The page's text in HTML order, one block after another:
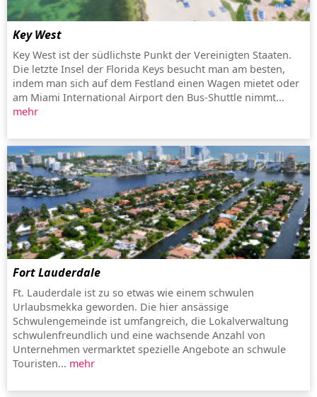
Key West
Key West ist der südlichste Punkt der Vereinigten Staaten.
Die letzte Insel der Florida Keys besucht man am besten,
indem man sich auf dem Festland einen Wagen mietet oder
am Miami International Airport den Bus-Shuttle nimmt...
mehr
Fort Lauderdale
Ft. Lauderdale ist zu so etwas wie einem schwulen
Urlaubsmekka geworden. Die hier ansässige
Schwulengemeinde ist umfangreich, die Lokalverwaltung
schwulenfreundlich und eine wachsende Anzahl von
Unternehmen vermarktet spezielle Angebote an schwule
Touristen... mehr